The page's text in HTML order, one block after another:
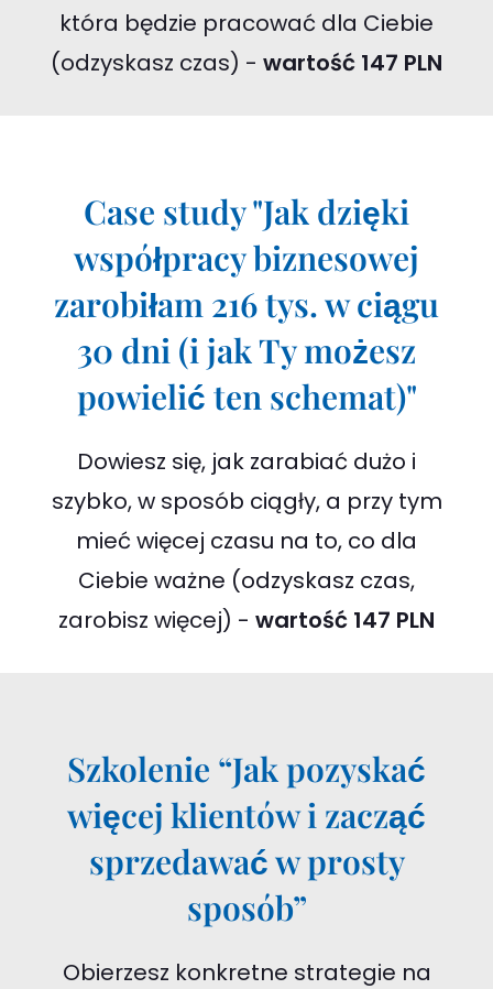
która będzie pracować dla Ciebie
(odzyskasz czas) - wartość 147 PLN
Case study "Jak dzięki
współpracy biznesowej
zarobiłam 216 tys. w ciągu
30 dni (i jak Ty możesz
powielić ten schemat)"
Dowiesz się, jak zarabiać dużo i
szybko, w sposób ciągły, a przy tym
mieć więcej czasu na to, co dla
Ciebie ważne (odzyskasz czas,
zarobisz więcej) - wartość 147 PLN
Szkolenie “Jak pozyskać
więcej klientów i zacząć
sprzedawać w prosty
sposób”
Obierzesz konkretne strategie na